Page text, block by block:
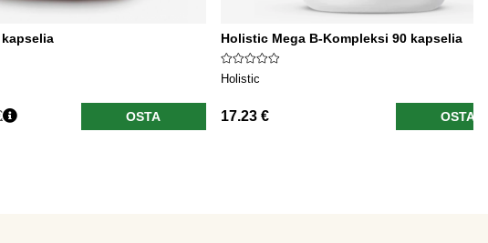
kapselia
OSTA
Holistic Mega B-Kompleksi 90 kapselia
Holistic
17.23 € OSTA